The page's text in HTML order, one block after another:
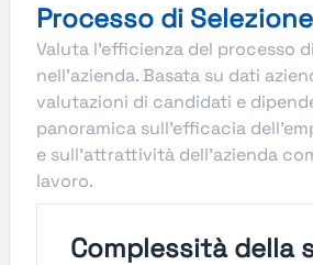
Processo di Selezione
Valuta l'efficienza del processo
nell'azienda. Basata su dati
valutazioni di candidati e
panoramica sull'efficacia
e sull'attrattività dell'azienda
lavoro.
Complessità della